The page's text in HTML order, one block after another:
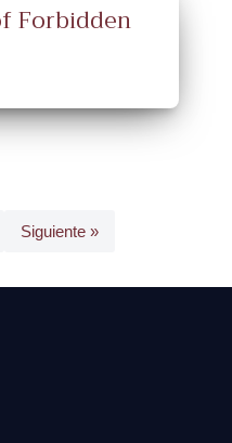
Forbidden
Siguiente »